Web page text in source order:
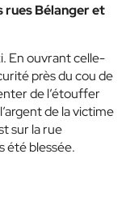
rues Bélanger et
En ouvrant celle-
près du cou de
de l’étouffer
de la victime
sur la rue
été blessée.